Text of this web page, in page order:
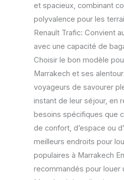
et spacieux, combinant
polyvalence pour les
Renault Trafic: Convient
avec une capacité de
Choisir le bon modèle
Marrakech et ses
voyageurs de savourer
instant de leur séjour, en
besoins spécifiques que
de confort, d’espace ou
meilleurs endroits pour
populaires à Marrakech
recommandés pour louer